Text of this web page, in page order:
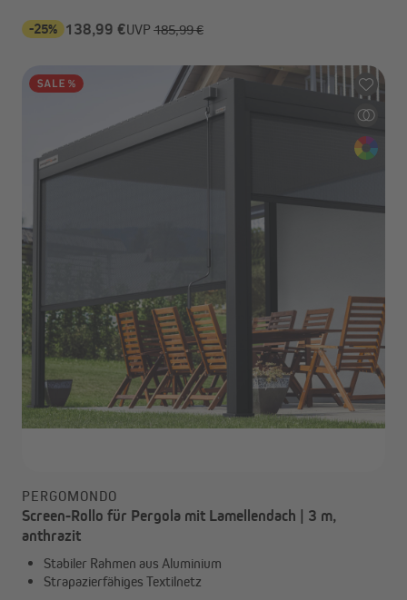
-25% 138,99 €UVP 185,99 €
PERGOMONDO
Screen-Rollo für Pergola mit Lamellendach | 3 m,
anthrazit
Stabiler Rahmen aus Aluminium
Strapazierfähiges Textilnetz